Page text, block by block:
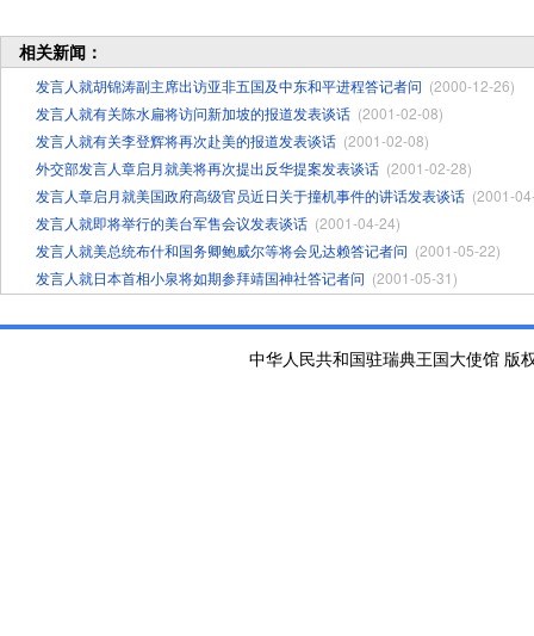
相关新闻：
发言人就胡锦涛副主席出访亚非五国及中东和平进程答记者问 (2000-12-26)
发言人就有关陈水扁将访问新加坡的报道发表谈话 (2001-02-08)
发言人就有关李登辉将再次赴美的报道发表谈话 (2001-02-08)
外交部发言人章启月就美将再次提出反华提案发表谈话 (2001-02-28)
发言人章启月就美国政府高级官员近日关于撞机事件的讲话发表谈话 (2001-
发言人就即将举行的美台军售会议发表谈话 (2001-04-24)
发言人就美总统布什和国务卿鲍威尔等将会见达赖答记者问 (2001-05-22)
发言人就日本首相小泉将如期参拜靖国神社答记者问 (2001-05-31)
中华人民共和国驻瑞典王国大使馆 版